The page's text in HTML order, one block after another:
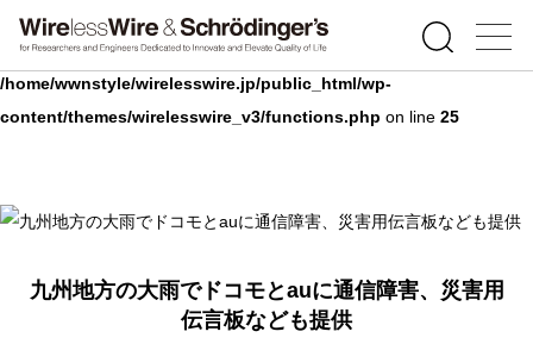
Warning: Undefined array key 0 in
/home/wwnstyle/wirelesswire.jp/public_html/wp-
content/themes/wirelesswire_v3/functions.php on line 25
九州地方の大雨でドコモとauに通信障害、災害用
伝言板なども提供